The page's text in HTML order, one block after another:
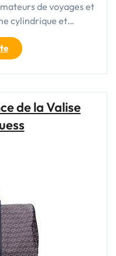
de voyages et
cylindrique et…
"Le
Sac
Voyage
Votre
Compagnon
de la Valise